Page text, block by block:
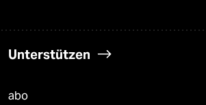
Unterstützen
abo